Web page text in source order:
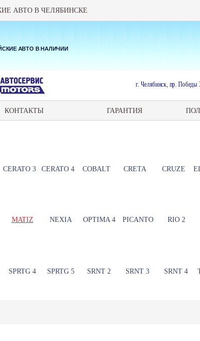
АВТО В ЧЕЛЯБИНСКЕ
АВТО В НАЛИЧИИ
г. Челябинск, пр. Победы
КОНТАКТЫ ГАРАНТИЯ
CERATO 3 CERATO 4 COBALT CRETA CRUZE
MATIZ NEXIA OPTIMA 4 PICANTO RIO 2
SPRTG 4 SPRTG 5 SRNT 2 SRNT 3 SRNT 4